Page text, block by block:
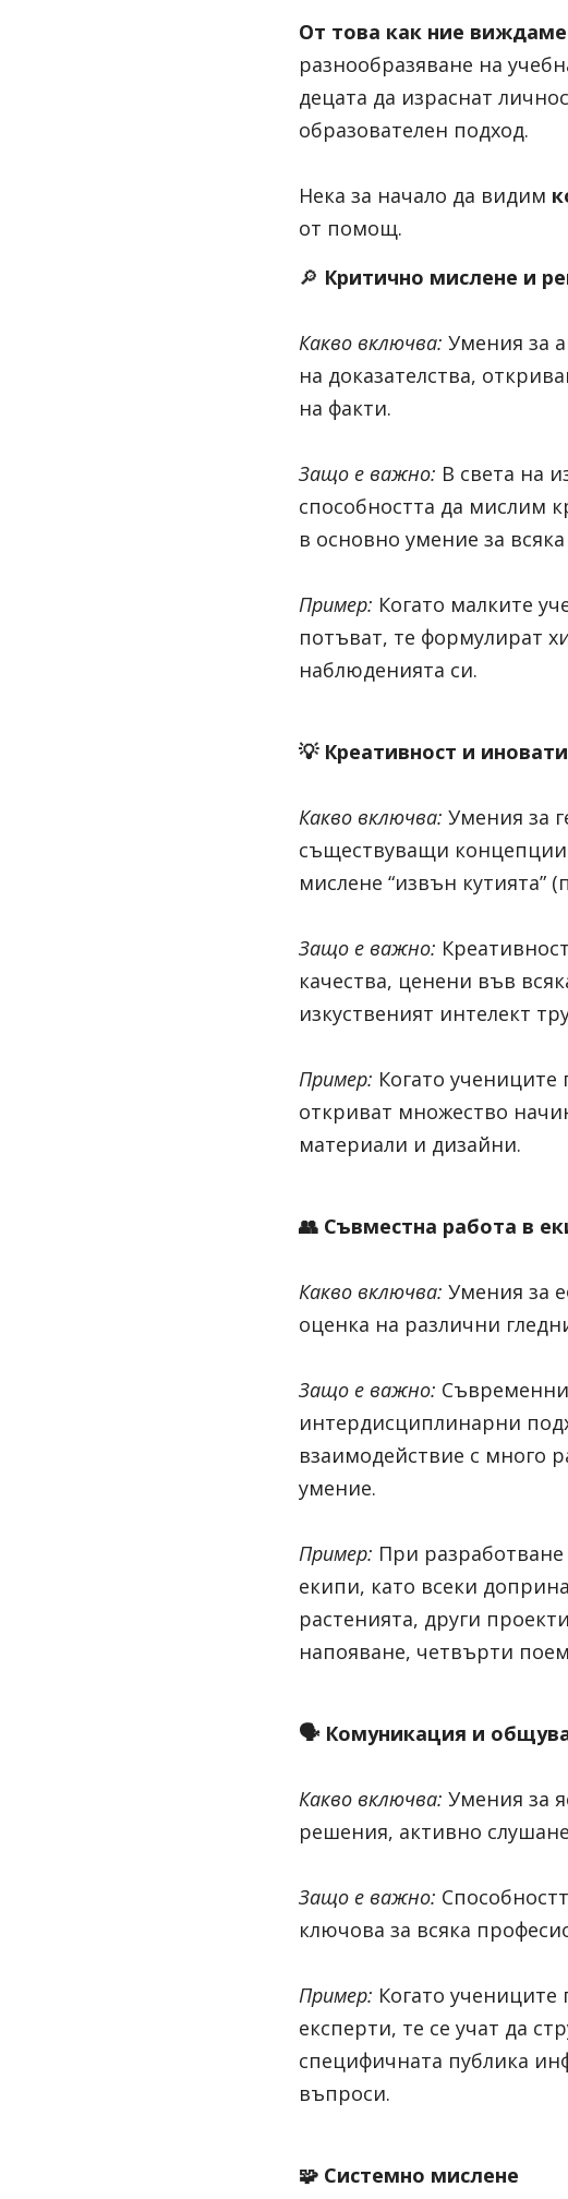
От това как ние
разнообразяване на
децата да израснат
образователен подход.
Нека за начало да видим
от помощ.
🔎 Критично мислене и
Какво включва: Умения за
на доказателства,
на факти.
Защо е важно: В света на
способността да мислим
в основно умение за
Пример: Когато малките
потъват, те формулират
наблюденията си.
💡 Креативност и
Какво включва: Умения за
съществуващи
мислене “извън
Защо е важно:
качества, ценени във
изкуственият интелект
Пример: Когато
откриват множество
материали и дизайни.
👥 Съвместна работа в
Какво включва: Умения за
оценка на различни
Защо е важно:
интердисциплинарни
взаимодействие с много
умение.
Пример: При
екипи, като всеки
растенията, други
напояване, четвърти
🗣️ Комуникация и
Какво включва: Умения за
решения, активно
Защо е важно:
ключова за всяка
Пример: Когато
експерти, те се учат да
специфичната публика
въпроси.
🧩 Системно мислене